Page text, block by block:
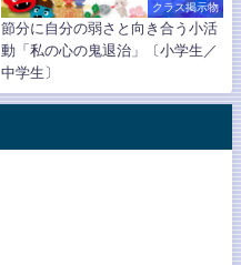
クラス掲示物
節分に自分の弱さと向き合う小活
動「私の心の鬼退治」〔小学生／
中学生〕